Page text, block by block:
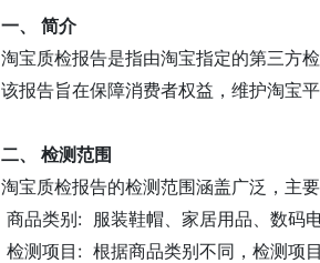
一、 简介
淘宝质检报告是指由淘宝指定的第三方
该报告旨在保障消费者权益，维护淘宝
二、 检测范围
淘宝质检报告的检测范围涵盖广泛，主要
商品类别: 服装鞋帽、家居用品、数码
检测项目: 根据商品类别不同，检测项